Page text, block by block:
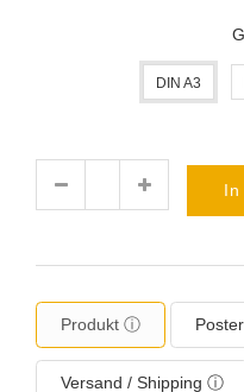
DIN A3
In
Produkt ⓘ
Versand / Shipping ⓘ